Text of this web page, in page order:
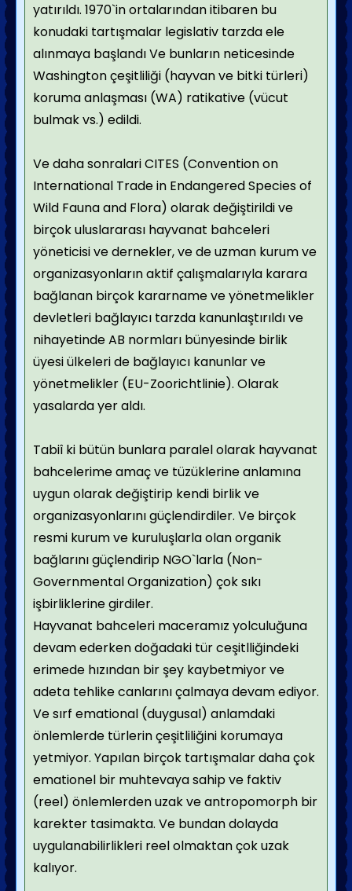
yatırıldı. 1970`in ortalarından itibaren bu
konudaki tartışmalar legislativ tarzda ele
alınmaya başlandı Ve bunların neticesinde
Washington çeşitliliği (hayvan ve bitki türleri)
koruma anlaşması (WA) ratikative (vücut
bulmak vs.) edildi.
Ve daha sonralari CITES (Convention on
International Trade in Endangered Species of
Wild Fauna and Flora) olarak değiştirildi ve
birçok uluslararası hayvanat bahceleri
yöneticisi ve dernekler, ve de uzman kurum ve
organizasyonların aktif çalışmalarıyla karara
bağlanan birçok kararname ve yönetmelikler
devletleri bağlayıcı tarzda kanunlaştırıldı ve
nihayetinde AB normları bünyesinde birlik
üyesi ülkeleri de bağlayıcı kanunlar ve
yönetmelikler (EU-Zoorichtlinie). Olarak
yasalarda yer aldı.
Tabiî ki bütün bunlara paralel olarak hayvanat
bahcelerime amaç ve tüzüklerine anlamına
uygun olarak değiştirip kendi birlik ve
organizasyonlarını güçlendirdiler. Ve birçok
resmi kurum ve kuruluşlarla olan organik
bağlarını güçlendirip NGO`larla (Non-
Governmental Organization) çok sıkı
işbirliklerine girdiler.
Hayvanat bahceleri maceramız yolculuğuna
devam ederken doğadaki tür ceşitlliğindeki
erimede hızından bir şey kaybetmiyor ve
adeta tehlike canlarını çalmaya devam ediyor.
Ve sırf emational (duygusal) anlamdaki
önlemlerde türlerin çeşitliliğini korumaya
yetmiyor. Yapılan birçok tartışmalar daha çok
emationel bir muhtevaya sahip ve faktiv
(reel) önlemlerden uzak ve antropomorph bir
karekter tasimakta. Ve bundan dolayda
uygulanabilirlikleri reel olmaktan çok uzak
kalıyor.